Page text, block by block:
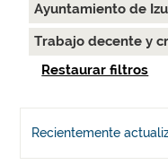
Ayuntamiento de
Trabajo decente y
Restaurar filtros
Recientemente